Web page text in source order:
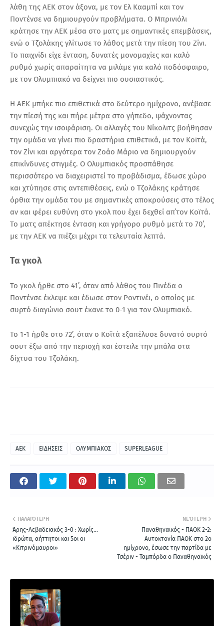
λάθη της ΑΕΚ στον άξονα, με τον Ελ Κααμπί και τον
Ποντένσε να δημιουργούν προβλήματα. Ο Μπρινιόλι
κράτησε την ΑΕΚ μέσα στο ματς με σημαντικές επεμβάσεις,
ενώ ο Τζολάκης γλίτωσε το λάθος μετά την πίεση του Ζίνι.
Το παιχνίδι είχε ένταση, δυνατές μονομαχίες και καλό
ρυθμό χωρίς απαραίτητα να μιλάμε για καλό ποδόσφαιρο,
με τον Ολυμπιακό να δείχνει πιο ουσιαστικός.
Η ΑΕΚ μπήκε πιο επιθετικά στο δεύτερο ημίχρονο, ανέβασε
την πίεσή της και πήρε μέτρα στο γήπεδο, ψάχνοντας
συνεχώς την ισοφάριση. Οι αλλαγές του Νίκολιτς βοήθησαν
την ομάδα να γίνει πιο δραστήρια επιθετικά, με τον Κοϊτά,
τον Ζίνι και αργότερα τον Ζοάο Μάριο να δημιουργούν
επικίνδυνες στιγμές. Ο Ολυμπιακός προσπάθησε
περισσότερο να διαχειριστεί το προβάδισμα, έδωσε χώρο
και χτύπησε στις αντεπιθέσεις, ενώ ο Τζολάκης κράτησε
όρθια την ομάδα του με σημαντικές αποκρούσεις στο τέλος
αν και φέρει ευθύνη στο γκολ που έχει δεχθεί απ΄τον Κοϊτά.
Το ματς απέκτησε ένταση και γρήγορο ρυθμό μετά το 70’,
με την ΑΕΚ να πιέζει μέχρι τα τελευταία λεπτά.
Τα γκολ
Το γκολ ήρθε στο 41’, όταν από λάθος του Πινέδα ο
Ποντένσε έκλεψε και έδωσε στον Ροντινέι, ο οποίος με
συρτό διαγώνιο σουτ έκανε το 0-1 για τον Ολυμπιακό.
Το 1-1 ήρθε στο 72’, όταν ο Κοϊτά εξαπέλυσε δυνατό συρτό
σουτ έξω από την περιοχή και έστειλε την μπάλα στα
δίχτυα του Τζολάκη.
ΑΕΚ ΕΙΔΗΣΕΙΣ ΟΛΥΜΠΙΑΚΟΣ SUPERLEAGUE
ΝΕΌΤΕΡΗ
Παναθηναϊκός - ΠΑΟΚ 2-2:
Αυτοκτονία ΠΑΟΚ στο 2ο
ημίχρονο, έσωσε την παρτίδα με
Τσέριν - Ταμπόρδα ο Παναθηναϊκός
ΠΑΛΑΙΌΤΕΡΗ
Άρης-Λεβαδειακός 3-0 : Χωρίς...
ιδρώτα, αήττητοι και 5οι οι
«Κιτρινόμαυροι»